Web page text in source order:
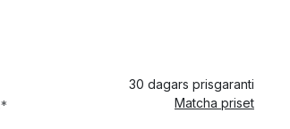
30 dagars prisgaranti
Matcha priset